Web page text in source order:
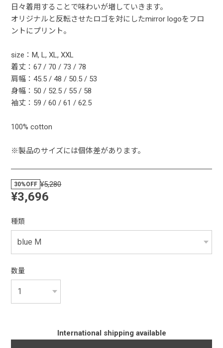
日々着用することで味わいが増していきます。
オリジナルと反転させたロゴを対にしたmirror logoをフロ
ントにプリント。
size：M, L, XL, XXL
着丈：67 / 70 / 73 / 78
肩幅：45.5 / 48 / 50.5 / 53
身幅：50 / 52.5 / 55 / 58
袖丈：59 / 60 / 61 / 62.5
100% cotton
※製品のサイズには個体差があります。
¥5,280
30%OFF
¥3,696
種類
数量
International shipping available